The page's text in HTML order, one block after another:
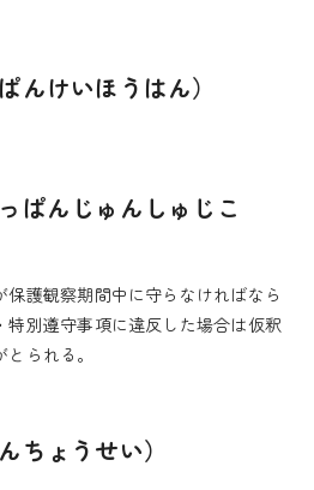
んけいほうはん）
ぱんじゅんしゅじこ
護観察期間中に守らなければなら
別遵守事項に違反した場合は仮釈
られる。
ちょうせい）